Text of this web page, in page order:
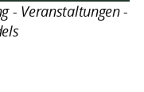
- Veranstaltungen -